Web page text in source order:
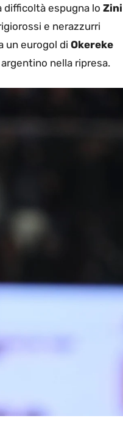
difficoltà espugna lo Zini
e nerazzurri
un eurogol di Okereke
nella ripresa.